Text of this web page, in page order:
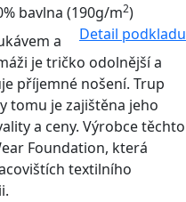
bavlna (190g/m2)
Detail podkladu
a
je tričko odolnější a
příjemné nošení. Trup
tomu je zajištěna jeho
a ceny. Výrobce těchto
Foundation, která
textilního